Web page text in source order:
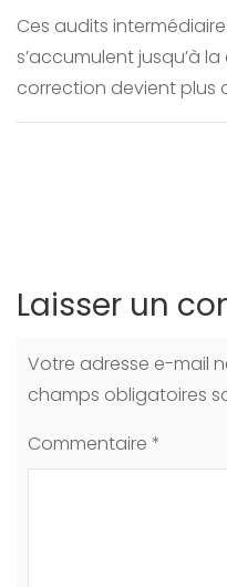
Ces audits
s’accumulent jusqu’à
correction devient plus
Laisser un
Votre adresse e-mail
champs obligatoires
Commentaire *